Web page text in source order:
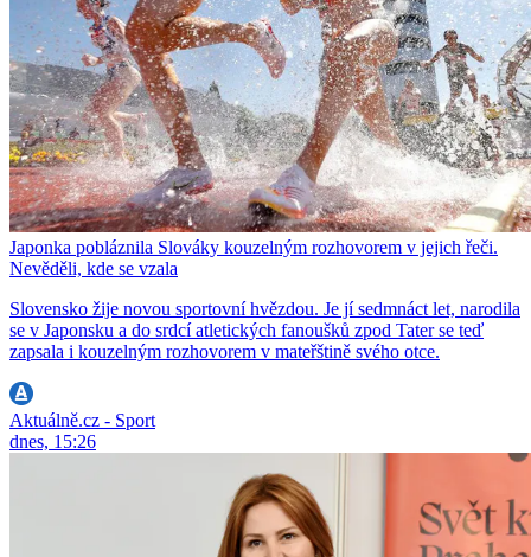
Japonka pobláznila Slováky kouzelným rozhovorem v jejich řeči.
Nevěděli, kde se vzala
Slovensko žije novou sportovní hvězdou. Je jí sedmnáct let, narodila
se v Japonsku a do srdcí atletických fanoušků zpod Tater se teď
zapsala i kouzelným rozhovorem v mateřštině svého otce.
Aktuálně.cz - Sport
dnes, 15:26